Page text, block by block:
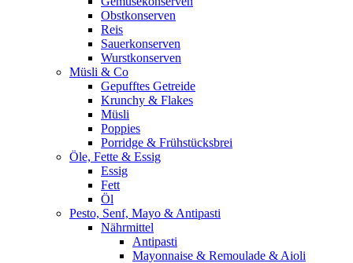
Obstkonserven
Reis
Sauerkonserven
Wurstkonserven
Müsli & Co
Gepufftes Getreide
Krunchy & Flakes
Müsli
Poppies
Porridge & Frühstücksbrei
Öle, Fette & Essig
Essig
Fett
Öl
Pesto, Senf, Mayo & Antipasti
Nährmittel
Antipasti
Mayonnaise & Remoulade & Aioli